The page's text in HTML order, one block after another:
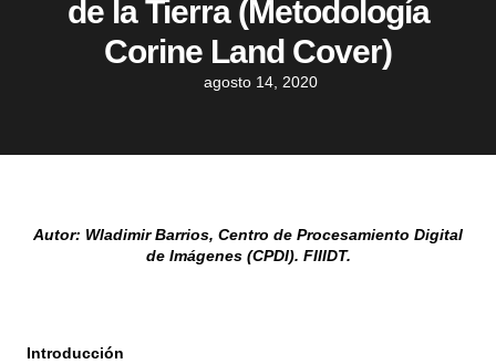
de la Tierra (Metodología
Corine Land Cover)
agosto 14, 2020
Autor: Wladimir Barrios, Centro de Procesamiento Digital
de Imágenes (CPDI). FIIIDT.
Introducción